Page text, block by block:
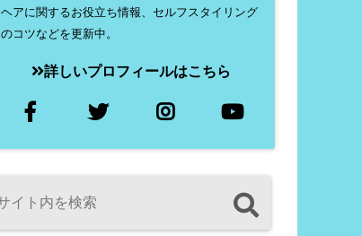
ヘアに関するお役立ち情報、セルフスタイリング
のコツなどを更新中。
詳しいプロフィールはこちら